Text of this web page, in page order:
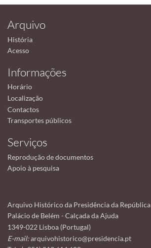
Arquivo
História
Acesso
Informações
Horário
Localização
Contactos
Transportes públicos
Serviços
Reprodução de documentos
Apoio à pesquisa
Arquivo Histórico da Presidência da República
Palácio de Belém - Calçada da Ajuda
1349-022 Lisboa (Portugal)
E-mail:arquivohistorico@presidencia.pt